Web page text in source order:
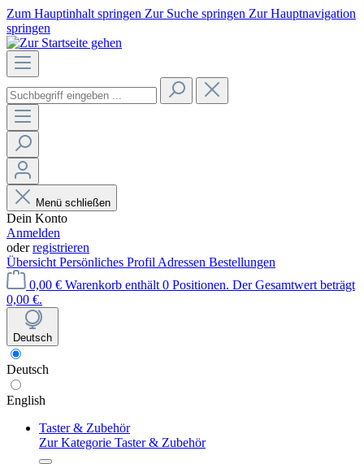
Zum Hauptinhalt springen Zur Suche springen Zur Hauptnavigation
springen
Menü schließen
Dein Konto
Anmelden
oderregistrieren
Übersicht Persönliches Profil Adressen Bestellungen
0,00 € Warenkorb enthält 0 Positionen. Der Gesamtwert beträgt
0,00 €.
Deutsch
Deutsch
English
Taster & Zubehör
Zur Kategorie Taster & Zubehör